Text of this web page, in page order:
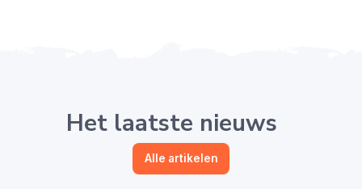
Het laatste nieuws
Alle artikelen